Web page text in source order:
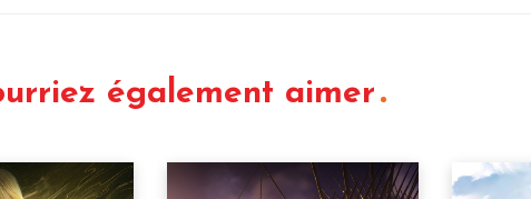
également aimer